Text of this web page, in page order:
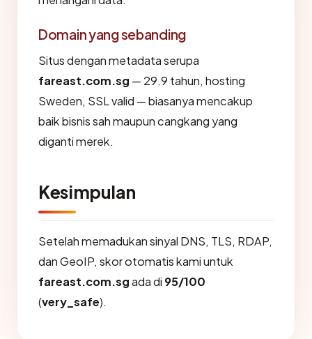
Domain yang sebanding
Situs dengan metadata serupa
fareast.com.sg — 29.9 tahun, hosting
Sweden, SSL valid — biasanya mencakup
baik bisnis sah maupun cangkang yang
diganti merek.
Kesimpulan
Setelah memadukan sinyal DNS, TLS, RDAP,
dan GeoIP, skor otomatis kami untuk
fareast.com.sgada di 95/100
(very_safe).